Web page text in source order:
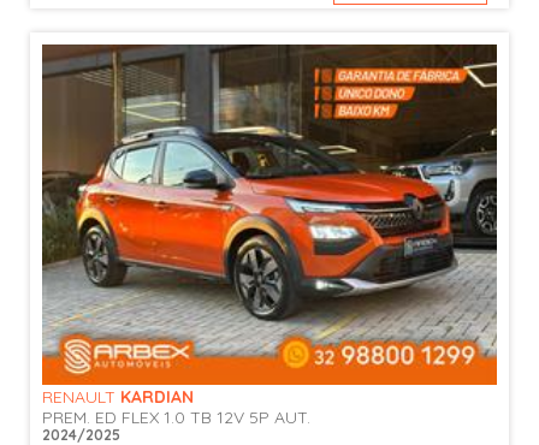
RENAULT KARDIAN
PREM. ED FLEX 1.0 TB 12V 5P AUT.
2024/2025